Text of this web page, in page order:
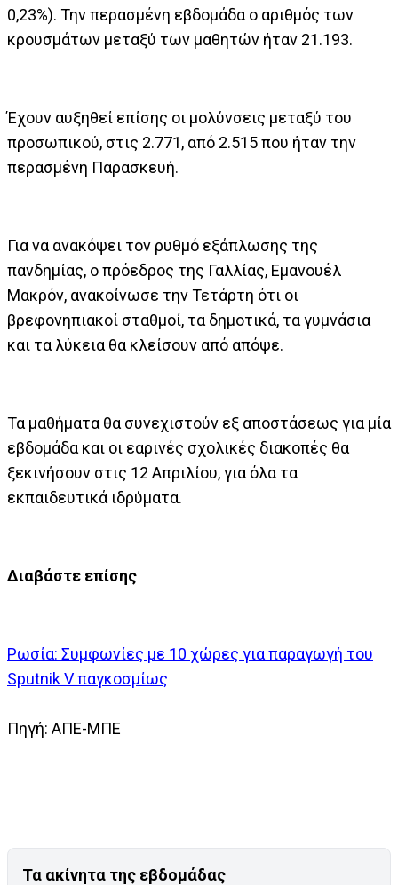
0,23%). Την περασμένη εβδομάδα ο αριθμός των
κρουσμάτων μεταξύ των μαθητών ήταν 21.193.
Έχουν αυξηθεί επίσης οι μολύνσεις μεταξύ του
προσωπικού, στις 2.771, από 2.515 που ήταν την
περασμένη Παρασκευή.
Για να ανακόψει τον ρυθμό εξάπλωσης της
πανδημίας, ο πρόεδρος της Γαλλίας, Εμανουέλ
Μακρόν, ανακοίνωσε την Τετάρτη ότι οι
βρεφονηπιακοί σταθμοί, τα δημοτικά, τα γυμνάσια
και τα λύκεια θα κλείσουν από απόψε.
Τα μαθήματα θα συνεχιστούν εξ αποστάσεως για μία
εβδομάδα και οι εαρινές σχολικές διακοπές θα
ξεκινήσουν στις 12 Απριλίου, για όλα τα
εκπαιδευτικά ιδρύματα.
Διαβάστε επίσης
Ρωσία: Συμφωνίες με 10 χώρες για παραγωγή του
Sputnik V παγκοσμίως
Πηγή: ΑΠΕ-ΜΠΕ
Τα ακίνητα της εβδομάδας